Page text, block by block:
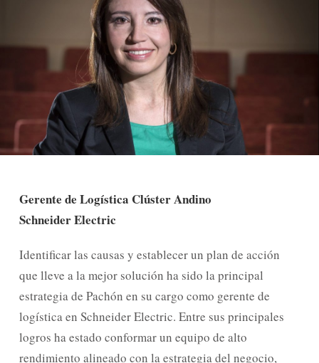
Gerente de Logística Clúster Andino
Schneider Electric
Identificar las causas y establecer un plan de acción
que lleve a la mejor solución ha sido la principal
estrategia de Pachón en su cargo como gerente de
logística en Schneider Electric. Entre sus principales
logros ha estado conformar un equipo de alto
rendimiento alineado con la estrategia del negocio,